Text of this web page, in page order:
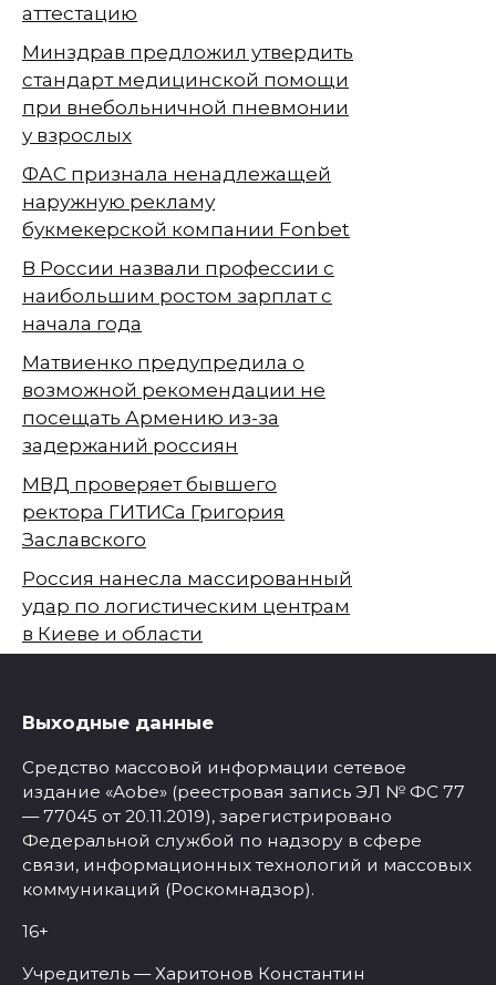
аттестацию
Минздрав предложил утвердить
стандарт медицинской помощи
при внебольничной пневмонии
у взрослых
ФАС признала ненадлежащей
наружную рекламу
букмекерской компании Fonbet
В России назвали профессии с
наибольшим ростом зарплат с
начала года
Матвиенко предупредила о
возможной рекомендации не
посещать Армению из-за
задержаний россиян
МВД проверяет бывшего
ректора ГИТИСа Григория
Заславского
Россия нанесла массированный
удар по логистическим центрам
в Киеве и области
Выходные данные
Средство массовой информации сетевое
издание «Aobe» (реестровая запись ЭЛ № ФС 77
— 77045 от 20.11.2019), зарегистрировано
Федеральной службой по надзору в сфере
связи, информационных технологий и массовых
коммуникаций (Роскомнадзор).
16+
Учредитель — Харитонов Константин